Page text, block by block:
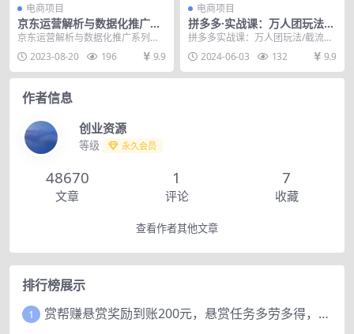
电商项目
京东运营解析与数据化推广系
列课，全维度讲解京东运营逻
京东运营解析与数据化推广系列
课，全维度讲解京东运营逻辑+数据
化推广提升店铺销售额...
2023-08-20 196 9.9
电商项目
拼多多·实战课：万人团玩法/
截流自然流/最新强付费打法/
拼多多实战课：万人团玩法/截流自
然流/最新强付费打法/最新原价卡大
促实操/大促被...
2024-06-03 132 9.9
作者信息
创业资源
等级 永久会员
48670
文章
1
评论
7
收藏
查看作者其他文章
排行榜展示
1 赏帮赚悬赏奖励到账200元，悬赏任务多劳多得，人人可做。